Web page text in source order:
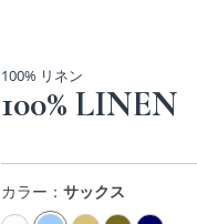
100% リネン
100% LINEN
カラー：サックス